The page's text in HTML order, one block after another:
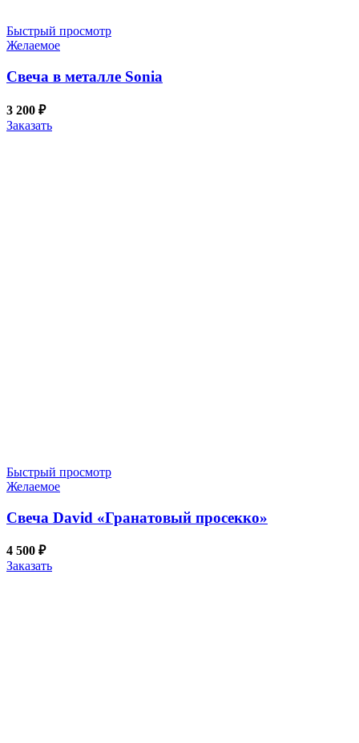
Быстрый просмотр
Желаемое
Свеча в металле Sonia
3 200 ₽
Заказать
Быстрый просмотр
Желаемое
Свеча David «Гранатовый просекко»
4 500 ₽
Заказать